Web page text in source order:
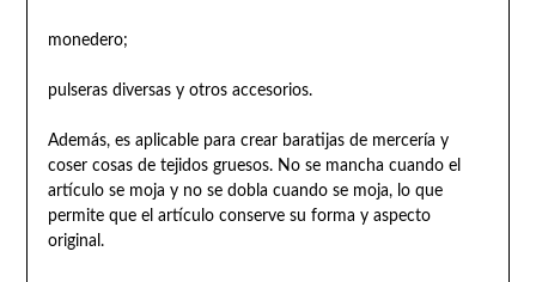
monedero;
pulseras diversas y otros accesorios.
Además, es aplicable para crear baratijas de mercería y
coser cosas de tejidos gruesos. No se mancha cuando el
artículo se moja y no se dobla cuando se moja, lo que
permite que el artículo conserve su forma y aspecto
original.